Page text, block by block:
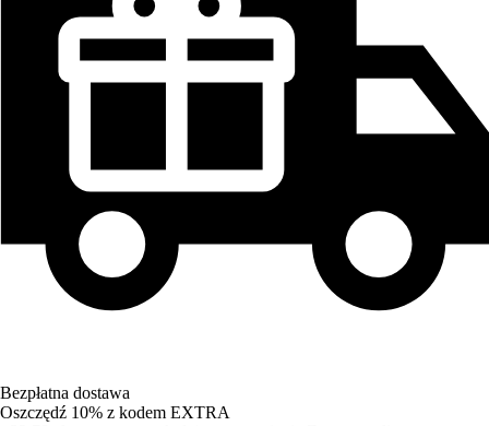
Bezpłatna dostawa
Oszczędź 10% z kodem EXTRA